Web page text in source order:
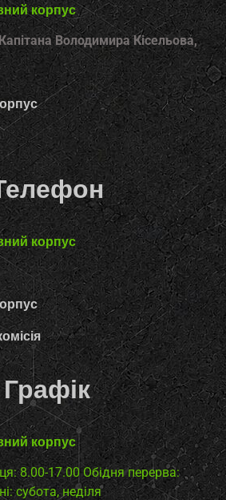
корпус
Володимира Кісельова,
корпус
Графік
корпус
8.00-17.00 Обідня перерва:
субота, неділя